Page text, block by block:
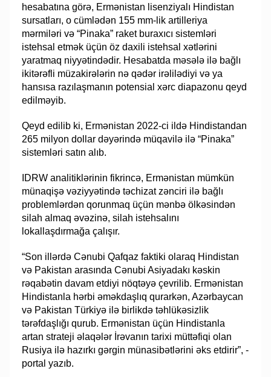
hesabatına görə, Ermənistan lisenziyalı Hindistan
sursatları, o cümlədən 155 mm-lik artilleriya
mərmiləri və “Pinaka” raket buraxıcı sistemləri
istehsal etmək üçün öz daxili istehsal xətlərini
yaratmaq niyyətindədir. Hesabatda məsələ ilə bağlı
ikitərəfli müzakirələrin nə qədər irəlilədiyi və ya
hansısa razılaşmanın potensial xərc diapazonu qeyd
edilməyib.
Qeyd edilib ki, Ermənistan 2022-ci ildə Hindistandan
265 milyon dollar dəyərində müqavilə ilə “Pinaka”
sistemləri satın alıb.
IDRW analitiklərinin fikrincə, Ermənistan mümkün
münaqişə vəziyyətində təchizat zənciri ilə bağlı
problemlərdən qorunmaq üçün mənbə ölkəsindən
silah almaq əvəzinə, silah istehsalını
lokallaşdırmağa çalışır.
“Son illərdə Cənubi Qafqaz faktiki olaraq Hindistan
və Pakistan arasında Cənubi Asiyadakı kəskin
rəqabətin davam etdiyi nöqtəyə çevrilib. Ermənistan
Hindistanla hərbi əməkdaşlıq qurarkən, Azərbaycan
və Pakistan Türkiyə ilə birlikdə təhlükəsizlik
tərəfdaşlığı qurub. Ermənistan üçün Hindistanla
artan strateji əlaqələr İrəvanın tarixi müttəfiqi olan
Rusiya ilə hazırkı gərgin münasibətlərini əks etdirir”, -
portal yazıb.